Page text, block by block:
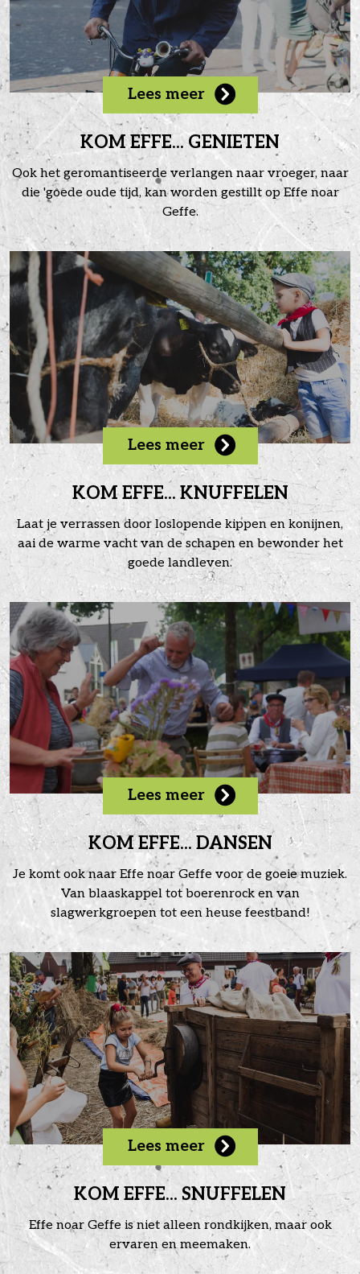
Lees meer
KOM EFFE... GENIETEN
Ook het geromantiseerde verlangen naar vroeger, naar
die 'goede oude tijd, kan worden gestillt op Effe noar
Geffe.
Lees meer
KOM EFFE... KNUFFELEN
Laat je verrassen door loslopende kippen en konijnen,
aai de warme vacht van de schapen en bewonder het
goede landleven.
Lees meer
KOM EFFE... DANSEN
Je komt ook naar Effe noar Geffe voor de goeie muziek.
Van blaaskappel tot boerenrock en van
slagwerkgroepen tot een heuse feestband!
Lees meer
KOM EFFE... SNUFFELEN
Effe noar Geffe is niet alleen rondkijken, maar ook
ervaren en meemaken.